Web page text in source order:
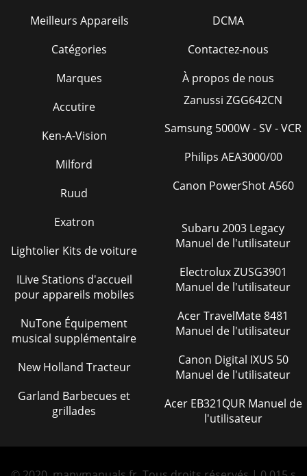
Meilleurs Appareils
Catégories
Marques
DCMA
Contactez-nous
À propos de nous
Accutire
Ken-A-Vision
Milford
Ruud
Exatron
Lightolier Kits de voiture
ILive Stations d'accueil
pour appareils mobiles
NuTone Équipement
musical supplémentaire
New Holland Tracteur
Garland Barbecues et
grillades
Zanussi ZGG642CN
Samsung 5000W - SV - VCR
Philips AEA3000/00
Canon PowerShot A560
Subaru 2003 Legacy
Manuel de l'utilisateur
Electrolux ZUSG3901
Manuel de l'utilisateur
Acer TravelMate 8481
Manuel de l'utilisateur
Canon Digital IXUS 50
Manuel de l'utilisateur
Acer EB321QUR Manuel de
l'utilisateur